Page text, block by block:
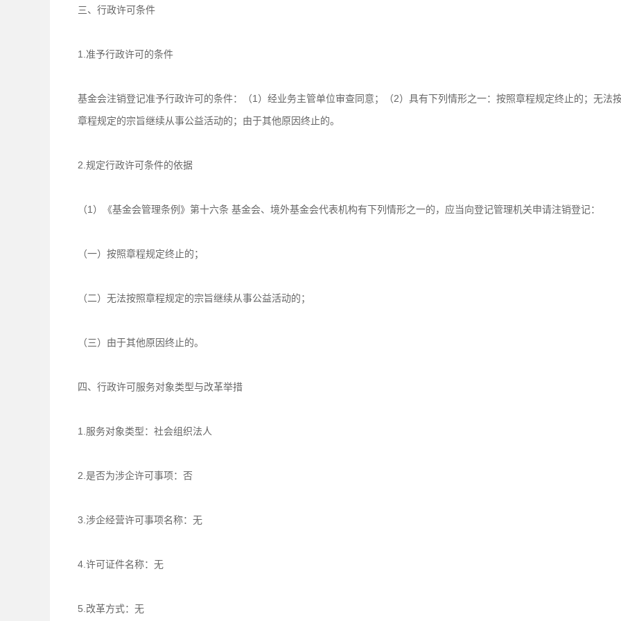
三、行政许可条件
1.准予行政许可的条件
基金会注销登记准予行政许可的条件：（1）经业务主管单位审查同意；（2）具有下列情形之一：按照章程规定终止的；无法
章程规定的宗旨继续从事公益活动的；由于其他原因终止的。
2.规定行政许可条件的依据
（1）《基金会管理条例》第十六条 基金会、境外基金会代表机构有下列情形之一的，应当向登记管理机关申请注销登记：
（一）按照章程规定终止的；
（二）无法按照章程规定的宗旨继续从事公益活动的；
（三）由于其他原因终止的。
四、行政许可服务对象类型与改革举措
1.服务对象类型：社会组织法人
2.是否为涉企许可事项：否
3.涉企经营许可事项名称：无
4.许可证件名称：无
5.改革方式：无